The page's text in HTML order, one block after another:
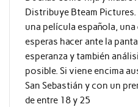
Distribuye Bteam
una película española,
esperas hacer ante la
esperanza y también
posible. Si viene encima
San Sebastián y con un
de entre 18 y 25